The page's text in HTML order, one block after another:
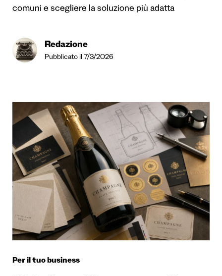
comuni e scegliere la soluzione più adatta
Redazione
Pubblicato il 7/3/2026
Per il tuo business